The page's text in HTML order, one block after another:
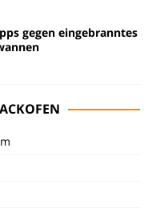
gegen eingebranntes